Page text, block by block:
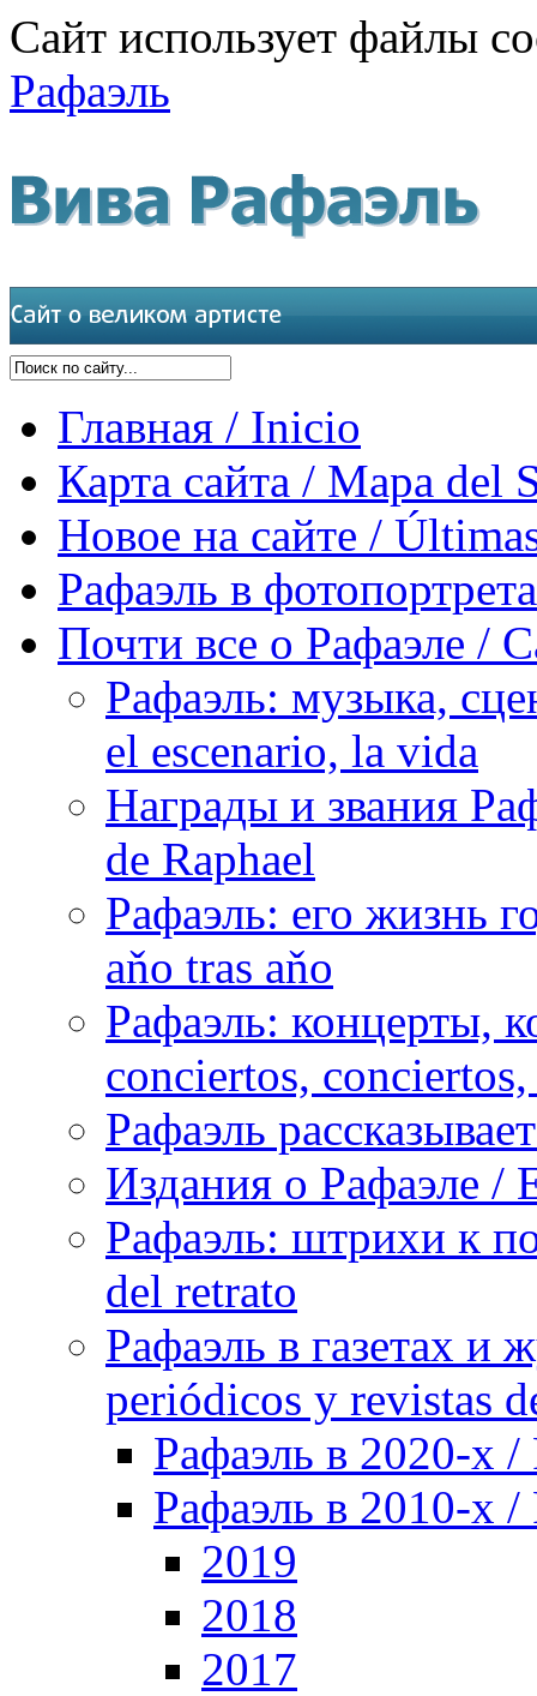
Сайт использует файлы
Рафаэль
Главная / Inicio
Карта сайта / Mapa del
Новое на сайте /
Рафаэль в
Почти все о Рафаэле /
Рафаэль: музыка,
el escenario, la vida
Награды и звания
de Raphael
Рафаэль: его жизнь
aňo tras aňo
Рафаэль: концерты,
conciertos,
Рафаэль
Издания о Рафаэле /
Рафаэль: штрихи к
del retrato
Рафаэль в газетах и
periódicos y revistas
Рафаэль в 2020-х /
Рафаэль в 2010-х /
2019
2018
2017